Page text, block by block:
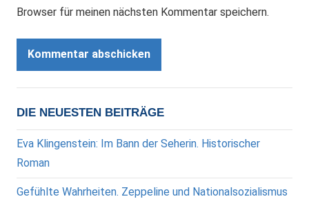
Browser für meinen nächsten Kommentar speichern.
DIE NEUESTEN BEITRÄGE
Eva Klingenstein: Im Bann der Seherin. Historischer
Roman
Gefühlte Wahrheiten. Zeppeline und Nationalsozialismus